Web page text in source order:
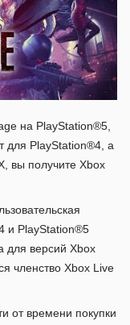
на PlayStation®5,
для PlayStation®4, а
вы получите Xbox
и PlayStation®5
для версий Xbox
членство Xbox Live
от времени покупки